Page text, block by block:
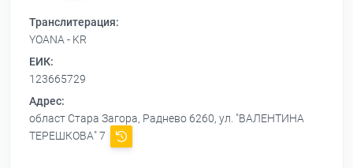
Транслитерация:
YOANA - KR
ЕИК:
123665729
Адрес:
област Стара Загора, Раднево 6260, ул. "ВАЛЕНТИНА
ТЕРЕШКОВА" 7